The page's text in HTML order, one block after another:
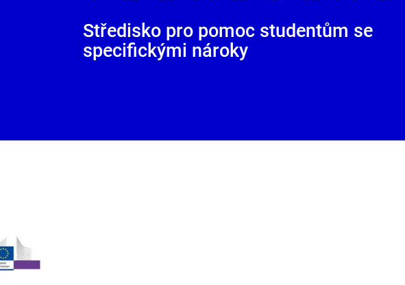
Středisko pro pomoc studentům se
specifickými nároky